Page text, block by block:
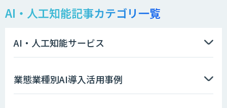
AI・人工知能記事カテゴリ一覧
AI・人工知能サービス
業態業種別AI導入活用事例